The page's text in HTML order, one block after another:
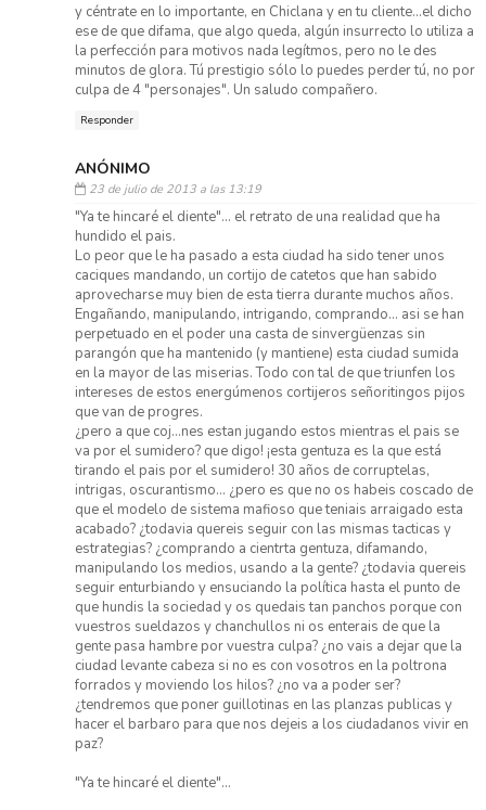
y céntrate en lo importante, en Chiclana y en tu cliente...el dicho
ese de que difama, que algo queda, algún insurrecto lo utiliza a
la perfección para motivos nada legítmos, pero no le des
minutos de glora. Tú prestigio sólo lo puedes perder tú, no por
culpa de 4 "personajes". Un saludo compañero.
Responder
ANÓNIMO
23 de julio de 2013 a las 13:19
"Ya te hincaré el diente"... el retrato de una realidad que ha
hundido el pais.
Lo peor que le ha pasado a esta ciudad ha sido tener unos
caciques mandando, un cortijo de catetos que han sabido
aprovecharse muy bien de esta tierra durante muchos años.
Engañando, manipulando, intrigando, comprando... asi se han
perpetuado en el poder una casta de sinvergüenzas sin
parangón que ha mantenido (y mantiene) esta ciudad sumida
en la mayor de las miserias. Todo con tal de que triunfen los
intereses de estos energúmenos cortijeros señoritingos pijos
que van de progres.
¿pero a que coj...nes estan jugando estos mientras el pais se
va por el sumidero? que digo! ¡esta gentuza es la que está
tirando el pais por el sumidero! 30 años de corruptelas,
intrigas, oscurantismo... ¿pero es que no os habeis coscado de
que el modelo de sistema mafioso que teniais arraigado esta
acabado? ¿todavia quereis seguir con las mismas tacticas y
estrategias? ¿comprando a cientrta gentuza, difamando,
manipulando los medios, usando a la gente? ¿todavia quereis
seguir enturbiando y ensuciando la política hasta el punto de
que hundis la sociedad y os quedais tan panchos porque con
vuestros sueldazos y chanchullos ni os enterais de que la
gente pasa hambre por vuestra culpa? ¿no vais a dejar que la
ciudad levante cabeza si no es con vosotros en la poltrona
forrados y moviendo los hilos? ¿no va a poder ser?
¿tendremos que poner guillotinas en las planzas publicas y
hacer el barbaro para que nos dejeis a los ciudadanos vivir en
paz?
"Ya te hincaré el diente"...